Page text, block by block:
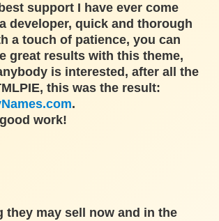
support I have ever come
developer, quick and thorough
a touch of patience, you can
great results with this theme,
is interested, after all the
this was the result:
.
work!
they may sell now and in the